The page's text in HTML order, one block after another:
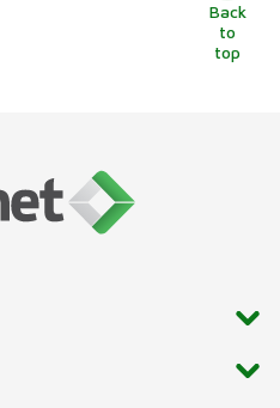
Back
to
top